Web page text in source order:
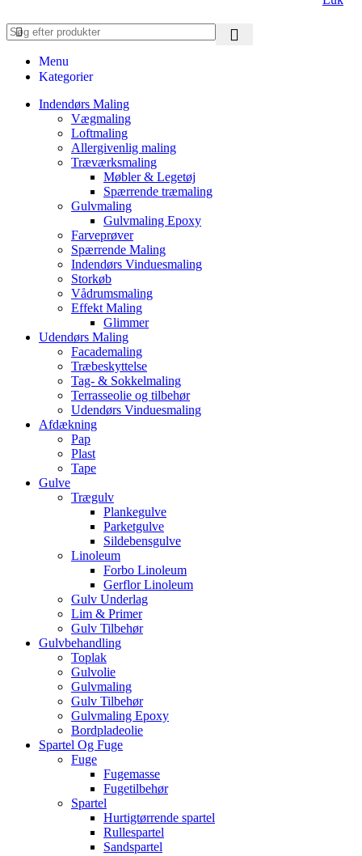
Menu
Kategorier
Indendørs Maling
Vægmaling
Loftmaling
Allergivenlig maling
Træværksmaling
Møbler & Legetøj
Spærrende træmaling
Gulvmaling
Gulvmaling Epoxy
Farveprøver
Spærrende Maling
Indendørs Vinduesmaling
Storkøb
Vådrumsmaling
Effekt Maling
Glimmer
Udendørs Maling
Facademaling
Træbeskyttelse
Tag- & Sokkelmaling
Terrasseolie og tilbehør
Udendørs Vinduesmaling
Afdækning
Pap
Plast
Tape
Gulve
Trægulv
Plankegulve
Parketgulve
Sildebensgulve
Linoleum
Forbo Linoleum
Gerflor Linoleum
Gulv Underlag
Lim & Primer
Gulv Tilbehør
Gulvbehandling
Toplak
Gulvolie
Gulvmaling
Gulv Tilbehør
Gulvmaling Epoxy
Bordpladeolie
Spartel Og Fuge
Fuge
Fugemasse
Fugetilbehør
Spartel
Hurtigtørrende spartel
Rullespartel
Sandspartel